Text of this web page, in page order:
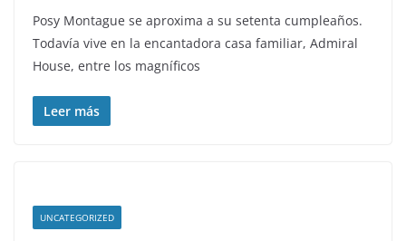
Posy Montague se aproxima a su setenta cumpleaños.
Todavía vive en la encantadora casa familiar, Admiral
House, entre los magníficos
Leer más
UNCATEGORIZED